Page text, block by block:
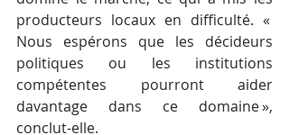
producteurs locaux en difficulté. «
Nous espérons que les décideurs
politiques ou les institutions
compétentes pourront aider
davantage dans ce domaine »,
conclut-elle.